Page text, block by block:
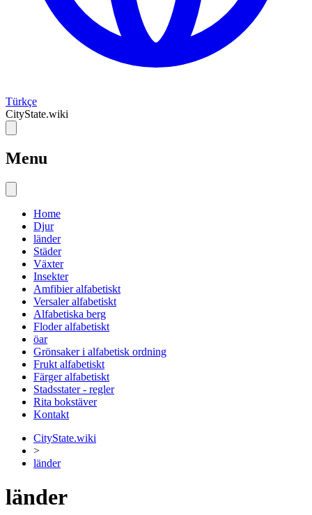
Türkçe
CityState.wiki
Menu
Home
Djur
länder
Städer
Växter
Insekter
Amfibier alfabetiskt
Versaler alfabetiskt
Alfabetiska berg
Floder alfabetiskt
öar
Grönsaker i alfabetisk ordning
Frukt alfabetiskt
Färger alfabetiskt
Stadsstater - regler
Rita bokstäver
Kontakt
CityState.wiki
>
länder
länder